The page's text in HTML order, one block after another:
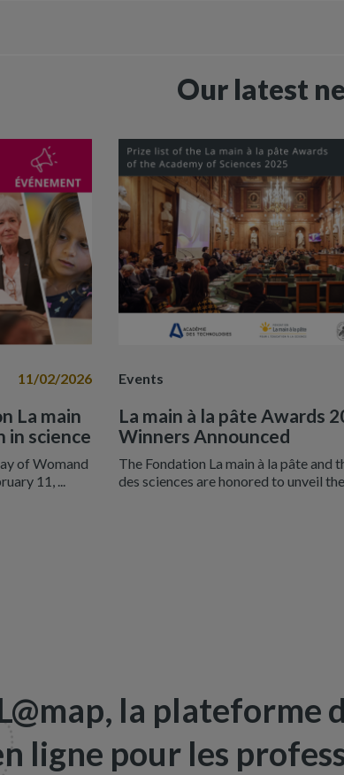
Our latest
11/02/2026
La main
in science
of Womand
11, ...
Events
La main à la pâte Awards
Winners Announced
The Fondation La main à la pâte and
des sciences are honored to unveil
la plateforme
ligne pour les